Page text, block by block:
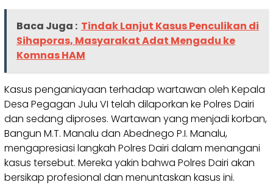
Baca Juga : Tindak Lanjut Kasus Penculikan di
Sihaporas, Masyarakat Adat Mengadu ke
Komnas HAM
Kasus penganiayaan terhadap wartawan oleh Kepala
Desa Pegagan Julu VI telah dilaporkan ke Polres Dairi
dan sedang diproses. Wartawan yang menjadi korban,
Bangun M.T. Manalu dan Abednego P.I. Manalu,
mengapresiasi langkah Polres Dairi dalam menangani
kasus tersebut. Mereka yakin bahwa Polres Dairi akan
bersikap profesional dan menuntaskan kasus ini.